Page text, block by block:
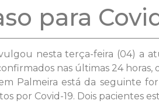
para
nesta terça-feira (04) a
nas últimas 24 horas,
Palmeira está da seguinte
por Covid-19. Dois pacientes